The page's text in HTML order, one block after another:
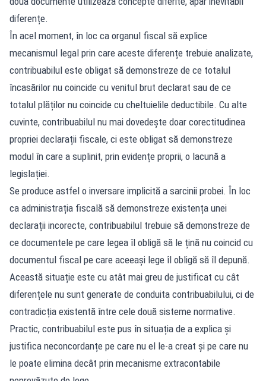
diferențe.
În acel moment, în loc ca organul fiscal să explice
mecanismul legal prin care aceste diferențe trebuie analizate,
contribuabilul este obligat să demonstreze de ce totalul
încasărilor nu coincide cu venitul brut declarat sau de ce
totalul plăților nu coincide cu cheltuielile deductibile. Cu alte
cuvinte, contribuabilul nu mai dovedește doar corectitudinea
propriei declarații fiscale, ci este obligat să demonstreze
modul în care a suplinit, prin evidențe proprii, o lacună a
legislației.
Se produce astfel o inversare implicită a sarcinii probei. În loc
ca administrația fiscală să demonstreze existența unei
declarații incorecte, contribuabilul trebuie să demonstreze de
ce documentele pe care legea îl obligă să le țină nu coincid cu
documentul fiscal pe care aceeași lege îl obligă să îl depună.
Această situație este cu atât mai greu de justificat cu cât
diferențele nu sunt generate de conduita contribuabilului, ci de
contradicția existentă între cele două sisteme normative.
Practic, contribuabilul este pus în situația de a explica și
justifica neconcordanțe pe care nu el le-a creat și pe care nu
le poate elimina decât prin mecanisme extracontabile